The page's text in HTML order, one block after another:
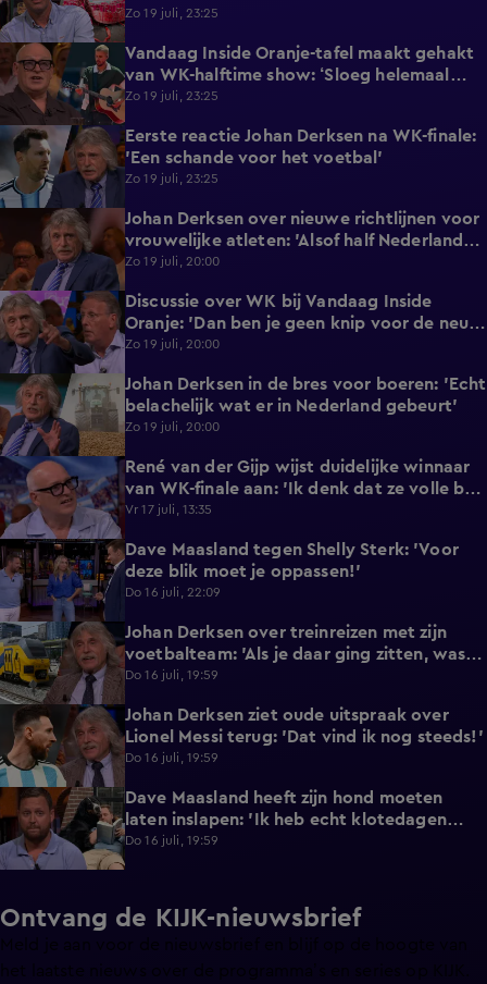
Zo 19 juli, 23:25
2:40
Vandaag Inside Oranje-tafel maakt gehakt
van WK-halftime show: ‘Sloeg helemaal
nergens op!’
Zo 19 juli, 23:25
1:18
Eerste reactie Johan Derksen na WK-finale:
'Een schande voor het voetbal'
Zo 19 juli, 23:25
Johan Derksen over nieuwe richtlijnen voor
vrouwelijke atleten: 'Alsof half Nederland
dan zit te rukken'
Zo 19 juli, 20:00
6:18
Discussie over WK bij Vandaag Inside
Oranje: 'Dan ben je geen knip voor de neus
waard'
Zo 19 juli, 20:00
1:29
Johan Derksen in de bres voor boeren: 'Echt
belachelijk wat er in Nederland gebeurt'
Zo 19 juli, 20:00
0:55
René van der Gijp wijst duidelijke winnaar
van WK-finale aan: 'Ik denk dat ze volle bak
gaan!'
Vr 17 juli, 13:35
4:20
Dave Maasland tegen Shelly Sterk: 'Voor
deze blik moet je oppassen!'
Do 16 juli, 22:09
7:12
Johan Derksen over treinreizen met zijn
voetbalteam: 'Als je daar ging zitten, was je
de lul'
Do 16 juli, 19:59
1:37
Johan Derksen ziet oude uitspraak over
Lionel Messi terug: 'Dat vind ik nog steeds!'
Do 16 juli, 19:59
5:05
Dave Maasland heeft zijn hond moeten
laten inslapen: 'Ik heb echt klotedagen
achter de rug'
Do 16 juli, 19:59
Ontvang de KIJK-nieuwsbrief